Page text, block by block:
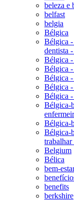
beleza e
belfast
belgia
Bélgica
Bélgica
dentista
Bélgica -
Bélgica -
Bélgica
Bélgica
Bélgica -
Bélgica-
Bélgica-
Bélgica-
Belgium
Bélica
bem-
benefits
berkshire